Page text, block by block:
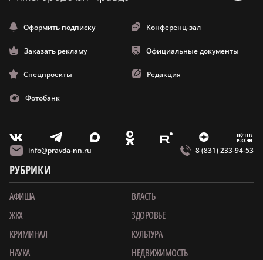
Оформить подписку Конференц-зал
Заказать рекламу Официальные документы
Спецпроекты Редакция
Фотобанк
V T X O E Z m
info@pravda-nn.ru 8 (831) 233-94-53
РУБРИКИ
АФИША
ВЛАСТЬ
ЖКХ
ЗДОРОВЬЕ
КРИМИНАЛ
КУЛЬТУРА
НАУКА
НЕДВИЖИМОСТЬ